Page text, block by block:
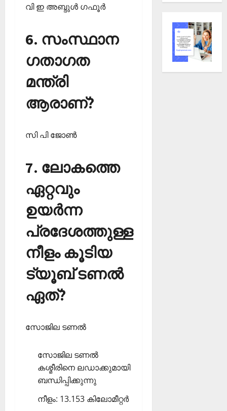
വി ഇ അബ്ദുള്‍ ഗഫൂര്‍
6. സംസ്ഥാന
ഗതാഗത
മന്ത്രി
ആരാണ്?
സി പി ജോണ്‍
7. ലോകത്തെ
ഏറ്റവും
ഉയര്‍ന്ന
പ്രദേശത്തുള്ള
നീളം കൂടിയ
ട്യൂബ് ടണല്‍
ഏത്?
സോജില ടണല്‍
സോജില ടണല്‍
കശ്മീരിനെ ലഡാക്കുമായി
ബന്ധിപ്പിക്കുന്നു
നീളം: 13.153 കിലോമീറ്റര്‍